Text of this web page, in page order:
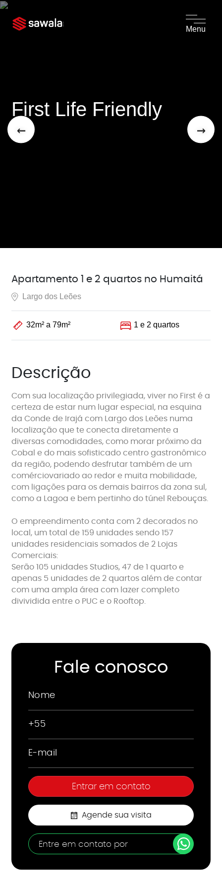
Menu
← →
First Life Friendly
Apartamento 1 e 2 quartos no Humaitá
Largo dos Leões
32m² a 79m² 1 e 2 quartos
Descrição
Com sua localização privilegiada, viver no First é a
certeza de estar num lugar especial, na esquina
da Conde de Irajá com Largo dos Leões numa
localização que te conecta diretamente a
diversas comodidades, como morar próximo da
Cobal e do mais sofisticado centro gastronômico
da região, podendo desfrutar também de um
comérciovariado ao redor e muita mobilidade,
com ligações para os demais bairros da zona sul,
como a Lagoa e bem pertinho do túnel Rebouças.
O empreendimento conta com 2 decorados no
local, um total de 159 unidades sendo 157
unidades residenciais somados de 2 Lojas
Comerciais:
Serão 105 unidades Studios, 47 de 1 quarto e
apenas 5 unidades de 2 quartos além de contar
com uma ampla área com lazer completo
divividida entre o PUC e o Rooftop.
Fale conosco
Agende sua visita
Entre em contato por